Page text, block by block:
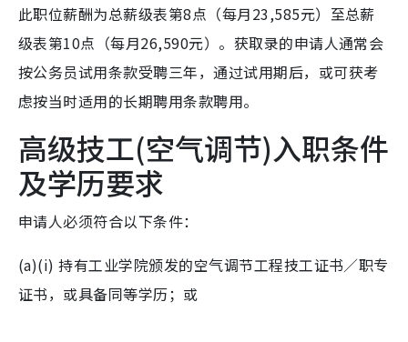
此职位薪酬为总薪级表第8点（每月23,585元）至总薪
级表第10点（每月26,590元）。获取录的申请人通常会
按公务员试用条款受聘三年，通过试用期后，或可获考
虑按当时适用的长期聘用条款聘用。
高级技工(空气调节)入职条件
及学历要求
申请人必须符合以下条件：
(a)(i) 持有工业学院颁发的空气调节工程技工证书／职专
证书，或具备同等学历；或